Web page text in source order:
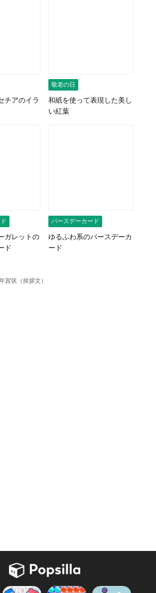
チアのイラ
敬老の日
和紙を使って表現した美し
い紅葉
ガレットの
ド
バースデーカード
ゆるふわ系のバースデーカ
ード
賀状（挨拶文）